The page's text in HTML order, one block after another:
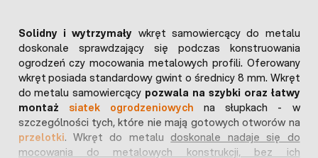
Solidny i wytrzymały wkręt samowiercący do metalu
doskonale sprawdzający się podczas konstruowania
ogrodzeń czy mocowania metalowych profili. Oferowany
wkręt posiada standardowy gwint o średnicy 8 mm. Wkręt
do metalu samowiercący pozwala na szybki oraz łatwy
montaż
siatek ogrodzeniowych na słupkach - w
szczególności tych, które nie mają gotowych otworów na
przelotki. Wkręt do metaludoskonale nadaje się do
mocowania do metalowych konstrukcji, bez ich